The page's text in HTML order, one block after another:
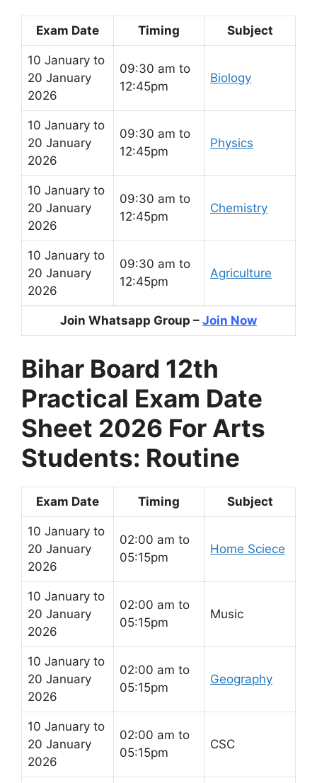
Exam Date Timing Subject
10 January to
20 January
2026
09:30 am to
12:45pm
Biology
10 January to
20 January
2026
09:30 am to
12:45pm
Physics
10 January to
20 January
2026
09:30 am to
12:45pm
Chemistry
10 January to
20 January
2026
09:30 am to
12:45pm
Agriculture
Join Whatsapp Group – Join Now
Bihar Board 12th
Practical Exam Date
Sheet 2026 For Arts
Students: Routine
Exam Date Timing Subject
10 January to
20 January
2026
02:00 am to
05:15pm
Home Sciece
10 January to
20 January
2026
02:00 am to
05:15pm
Music
10 January to
20 January
2026
02:00 am to
05:15pm
Geography
10 January to
20 January
2026
02:00 am to
05:15pm
CSC